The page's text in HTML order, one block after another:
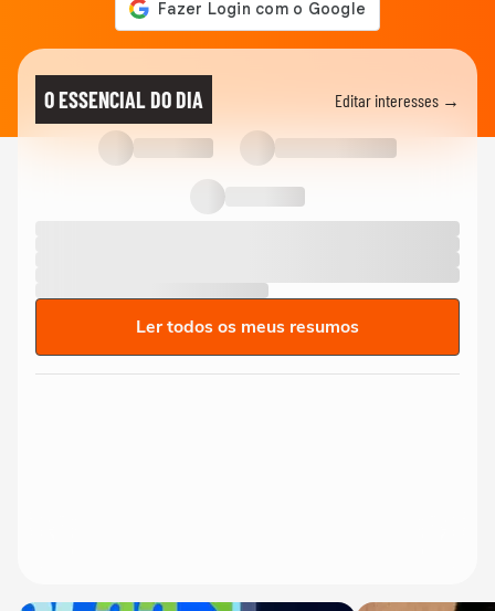
O ESSENCIAL DO DIA Editar interesses →
Ler todos os meus resumos